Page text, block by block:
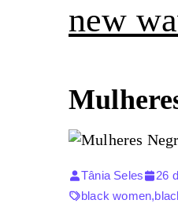
new
Tânia Seles 26
black women,